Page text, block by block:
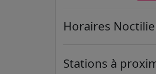
Horaires
Stations à